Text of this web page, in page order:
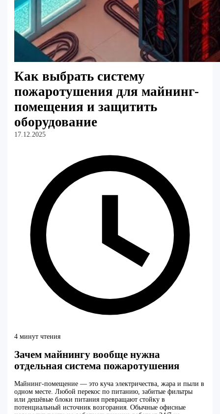
Как выбрать систему
пожаротушения для майнинг-
помещения и защитить
оборудование
17.12.2025
4 минут чтения
Зачем майнингу вообще нужна
отдельная система пожаротушения
Майнинг-помещение — это куча электричества, жара и пыли в
одном месте. Любой перекос по питанию, забитые фильтры
или дешёвые блоки питания превращают стойку в
потенциальный источник возгорания. Обычные офисные